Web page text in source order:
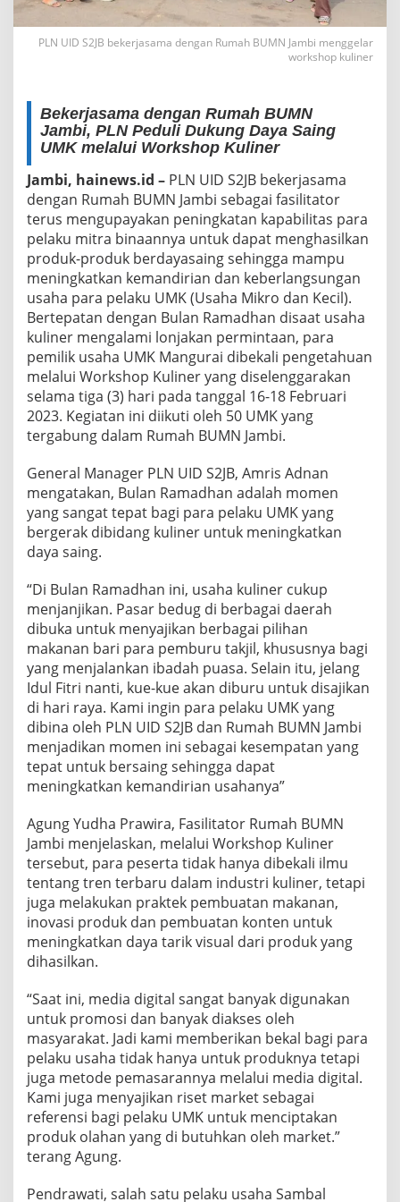
PLN UID S2JB bekerjasama dengan Rumah BUMN Jambi menggelar
workshop kuliner
Bekerjasama dengan Rumah BUMN
Jambi, PLN Peduli Dukung Daya Saing
UMK melalui Workshop Kuliner
Jambi, hainews.id – PLN UID S2JB bekerjasama
dengan Rumah BUMN Jambi sebagai fasilitator
terus mengupayakan peningkatan kapabilitas para
pelaku mitra binaannya untuk dapat menghasilkan
produk-produk berdayasaing sehingga mampu
meningkatkan kemandirian dan keberlangsungan
usaha para pelaku UMK (Usaha Mikro dan Kecil).
Bertepatan dengan Bulan Ramadhan disaat usaha
kuliner mengalami lonjakan permintaan, para
pemilik usaha UMK Mangurai dibekali pengetahuan
melalui Workshop Kuliner yang diselenggarakan
selama tiga (3) hari pada tanggal 16-18 Februari
2023. Kegiatan ini diikuti oleh 50 UMK yang
tergabung dalam Rumah BUMN Jambi.
General Manager PLN UID S2JB, Amris Adnan
mengatakan, Bulan Ramadhan adalah momen
yang sangat tepat bagi para pelaku UMK yang
bergerak dibidang kuliner untuk meningkatkan
daya saing.
“Di Bulan Ramadhan ini, usaha kuliner cukup
menjanjikan. Pasar bedug di berbagai daerah
dibuka untuk menyajikan berbagai pilihan
makanan bari para pemburu takjil, khususnya bagi
yang menjalankan ibadah puasa. Selain itu, jelang
Idul Fitri nanti, kue-kue akan diburu untuk disajikan
di hari raya. Kami ingin para pelaku UMK yang
dibina oleh PLN UID S2JB dan Rumah BUMN Jambi
menjadikan momen ini sebagai kesempatan yang
tepat untuk bersaing sehingga dapat
meningkatkan kemandirian usahanya”
Agung Yudha Prawira, Fasilitator Rumah BUMN
Jambi menjelaskan, melalui Workshop Kuliner
tersebut, para peserta tidak hanya dibekali ilmu
tentang tren terbaru dalam industri kuliner, tetapi
juga melakukan praktek pembuatan makanan,
inovasi produk dan pembuatan konten untuk
meningkatkan daya tarik visual dari produk yang
dihasilkan.
“Saat ini, media digital sangat banyak digunakan
untuk promosi dan banyak diakses oleh
masyarakat. Jadi kami memberikan bekal bagi para
pelaku usaha tidak hanya untuk produknya tetapi
juga metode pemasarannya melalui media digital.
Kami juga menyajikan riset market sebagai
referensi bagi pelaku UMK untuk menciptakan
produk olahan yang di butuhkan oleh market.”
terang Agung.
Pendrawati, salah satu pelaku usaha Sambal